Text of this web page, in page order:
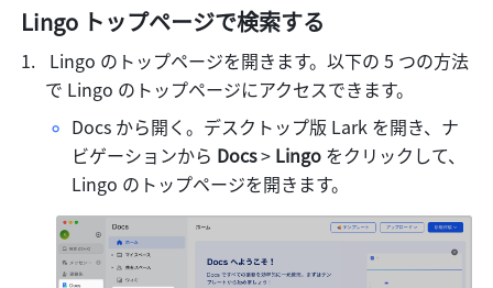
Lingo トップページで検索する
Lingo のトップページを開きます。以下の 5 つの方法
で Lingo のトップページにアクセスできます。
Docs から開く。デスクトップ版 Lark を開き、ナ
ビゲーションから Docs > Lingo をクリックして、
Lingo のトップページを開きます。